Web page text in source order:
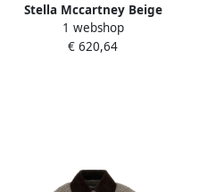
Stella Mccartney Beige
Crossbody Tas met
Geperforeerd Logo Beige
1 webshop
€ 620,64